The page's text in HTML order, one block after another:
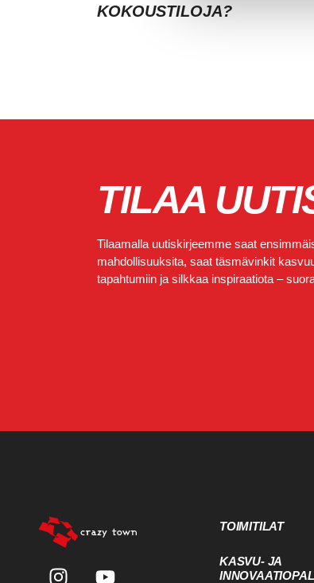
KOKOUSTILOJA?
TILAA
Tilaamalla uutiskirjeemme saat
mahdollisuuksita, saat täsmävinkit
tapahtumiin ja silkkaa inspiraatiota –
TOIMITILAT
KASVU- JA